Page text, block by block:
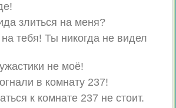
злиться на меня?
тебя! Ты никогда не видел
не моё!
в комнату 237!
к комнате 237 не стоит.